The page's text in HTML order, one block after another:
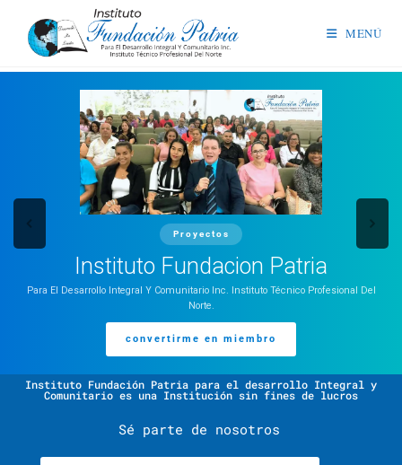
MENÚ
Proyectos
Instituto Fundacion Patria
Para El Desarrollo Integral Y Comunitario Inc. Instituto Técnico Profesional Del
Norte.
convertirme en miembro
Instituto Fundación Patria para el desarrollo Integral y
Comunitario es una Institución sin fines de lucros
Sé parte de nosotros